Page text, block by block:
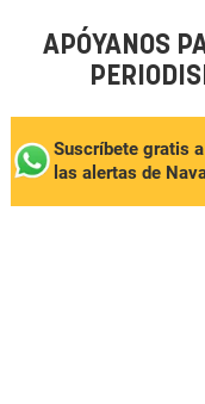
APÓYANOS
Suscríbete gratis
las alertas de